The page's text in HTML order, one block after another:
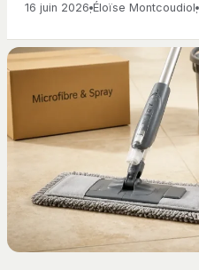
16 juin 2026·Éloïse Montcoudiol·